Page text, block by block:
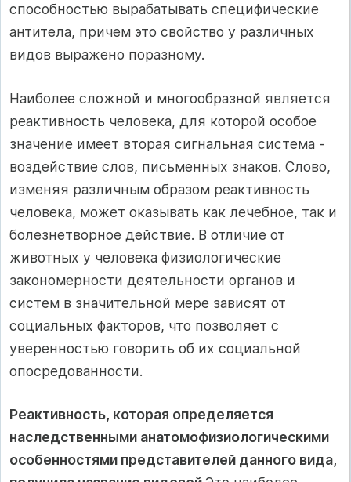
способностью вырабатывать специфические
антитела, причем это свойство у различных
видов выражено поразному.
Наиболее сложной и многообразной является
реактивность человека, для которой особое
значение имеет вторая сигнальная система -
воздействие слов, письменных знаков. Слово,
изменяя различным образом реактивность
человека, может оказывать как лечебное, так и
болезнетворное действие. В отличие от
животных у человека физиологические
закономерности деятельности органов и
систем в значительной мере зависят от
социальных факторов, что позволяет с
уверенностью говорить об их социальной
опосредованности.
Реактивность, которая определяется
наследственными анатомофизиологическими
особенностями представителей данного вида,